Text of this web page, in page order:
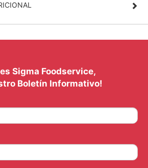
Sigma Foodservice,
Boletín Informativo!